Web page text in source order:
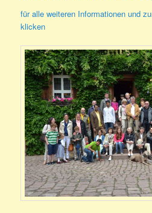
für alle weiteren Informationen und
klicken